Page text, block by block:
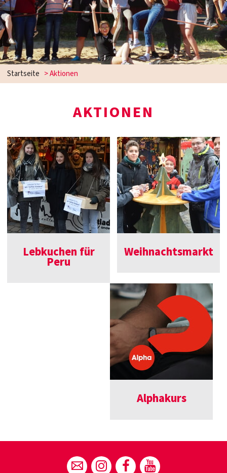
Startseite >Aktionen
AKTIONEN
Lebkuchen für
Peru
Weihnachtsmarkt
Alphakurs